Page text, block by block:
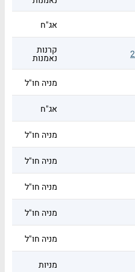
אג"ח
קרנות
נאמנות
מניה חו"ל
אג"ח
מניה חו"ל
מניה חו"ל
מניה חו"ל
מניה חו"ל
מניה חו"ל
מניות